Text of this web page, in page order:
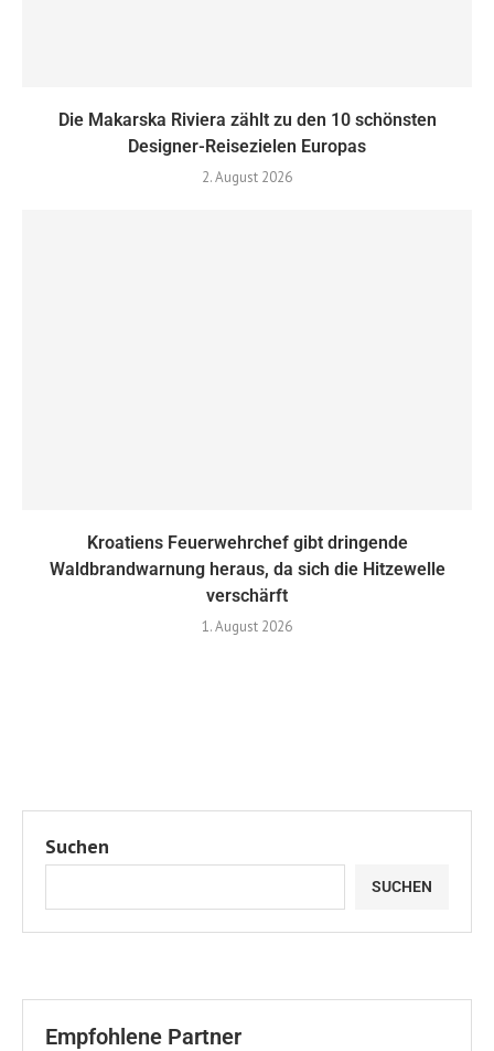
Die Makarska Riviera zählt zu den 10 schönsten
Designer-Reisezielen Europas
2. August 2026
Kroatiens Feuerwehrchef gibt dringende
Waldbrandwarnung heraus, da sich die Hitzewelle
verschärft
1. August 2026
Suchen
SUCHEN
Empfohlene Partner